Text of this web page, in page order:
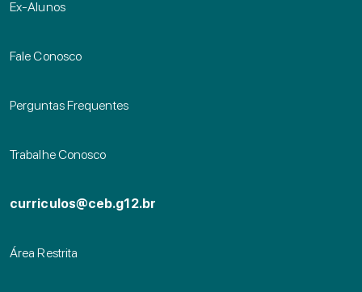
Ex-Alunos
Fale Conosco
Perguntas Frequentes
Trabalhe Conosco
curriculos@ceb.g12.br
Área Restrita